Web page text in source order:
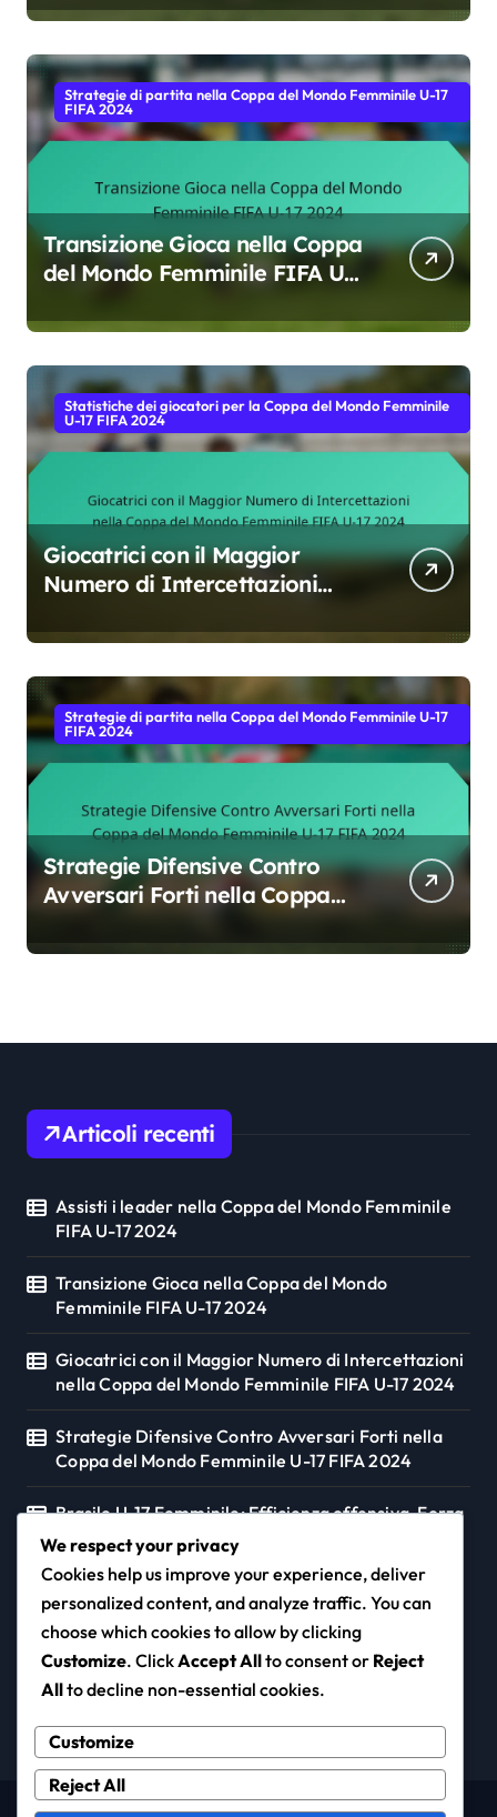
Strategie di partita nella Coppa del Mondo Femminile U-17
FIFA 2024
Transizione Gioca nella Coppa
del Mondo Femminile FIFA U-
Statistiche dei giocatori per la Coppa del Mondo Femminile
U-17 FIFA 2024
Giocatrici con il Maggior
Numero di Intercettazioni
Femminile FIFA U-17 2024
Strategie di partita nella Coppa del Mondo Femminile U-17
FIFA 2024
Strategie Difensive Contro
Avversari Forti nella Coppa
del Mondo Femminile U-17
FIFA 2024
Articoli recenti
Assisti i leader nella Coppa del Mondo Femminile
FIFA U-17 2024
Transizione Gioca nella Coppa del Mondo
Femminile FIFA U-17 2024
Giocatrici con il Maggior Numero di Intercettazioni
nella Coppa del Mondo Femminile FIFA U-17 2024
Strategie Difensive Contro Avversari Forti nella
Coppa del Mondo Femminile U-17 FIFA 2024
Brasile U-17 Femminile: Efficienza offensiva, Forza
difensiva, Coesione tra le giocatrici
promonza.it
We respect your privacy
Cookies help us improve your experience, deliver
personalized content, and analyze traffic. You can
choose which cookies to allow by clicking
Customize. ClickAccept Allto consent or Reject
Allto decline non-essential cookies.
Customize
Reject All